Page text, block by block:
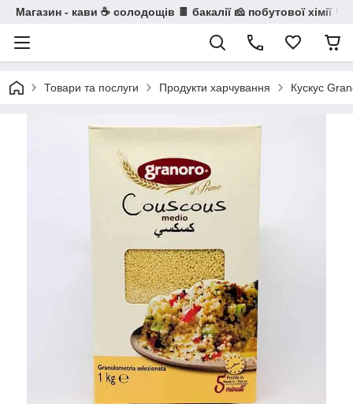
Магазин - кави ☕ солодощів 🍫 бакалії 🧀 побутової хімії 🧼
Товари та послуги Продукти харчування Кускус